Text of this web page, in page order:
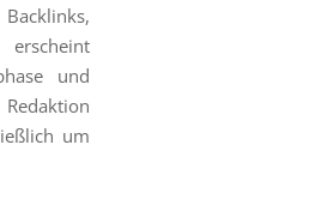
und
um